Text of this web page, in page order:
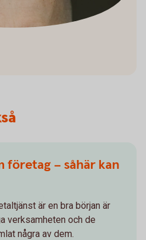
företag – såhär kan
är en bra början är
verksamheten och de
några av dem.